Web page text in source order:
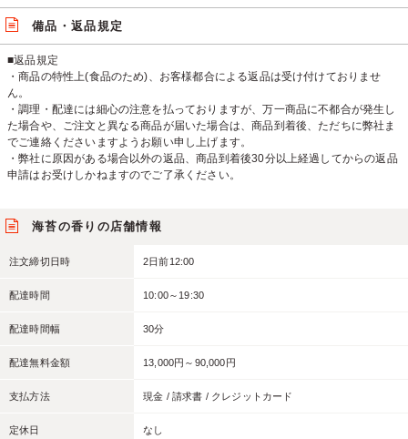
備品・返品規定
■返品規定
・商品の特性上(食品のため)、お客様都合による返品は受け付けておりませ
ん。
・調理・配達には細心の注意を払っておりますが、万一商品に不都合が発生し
た場合や、ご注文と異なる商品が届いた場合は、商品到着後、ただちに弊社ま
でご連絡くださいますようお願い申し上げます。
・弊社に原因がある場合以外の返品、商品到着後30分以上経過してからの返品
申請はお受けしかねますのでご了承ください。
海苔の香りの店舗情報
注文締切日時 2日前12:00
配達時間 10:00～19:30
配達時間幅 30分
配達無料金額 13,000円～90,000円
支払方法 現金 / 請求書 / クレジットカード
定休日 なし